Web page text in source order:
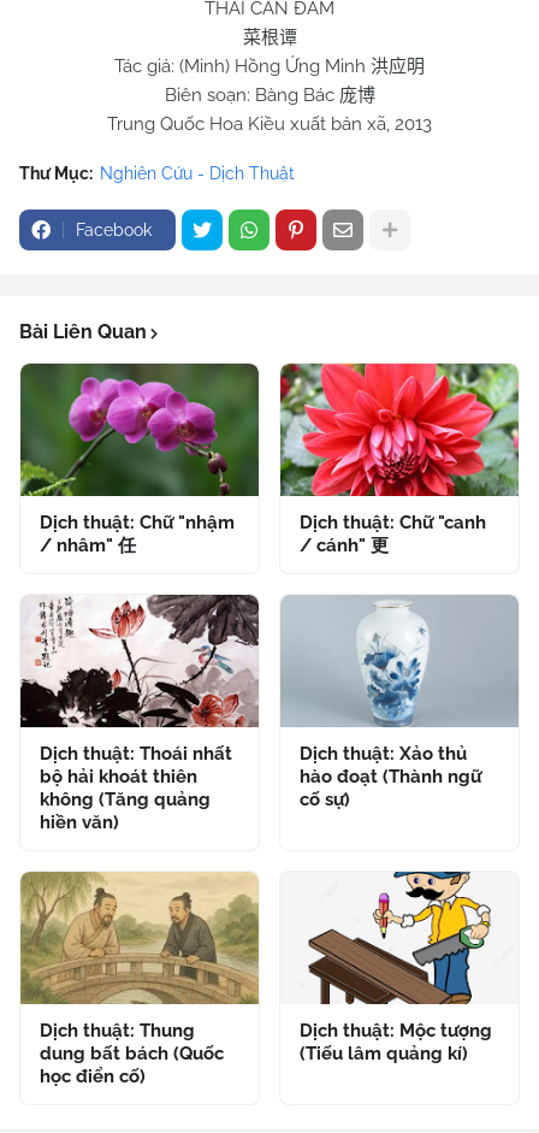
THÁI CĂN ĐÀM
菜根谭
Tác giả: (Minh) Hồng Ứng Minh 洪应明
Biên soạn: Bàng Bác 庞博
Trung Quốc Hoa Kiều xuất bản xã, 2013
Thư Mục: Nghiên Cứu - Dịch Thuật
Facebook
Bài Liên Quan
Dịch thuật: Chữ "nhậm
/ nhâm" 任
Dịch thuật: Chữ "canh
/ cánh" 更
Dịch thuật: Thoái nhất
bộ hải khoát thiên
không (Tăng quảng
hiền văn)
Dịch thuật: Xảo thủ
hào đoạt (Thành ngữ
cố sự)
Dịch thuật: Thung
dung bất bách (Quốc
học điển cố)
Dịch thuật: Mộc tượng
(Tiếu lâm quảng kí)